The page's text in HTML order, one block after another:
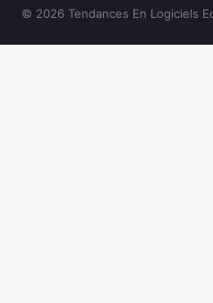
© 2026 Tendances En Logiciels